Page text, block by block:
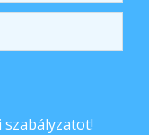
szabályzatot!